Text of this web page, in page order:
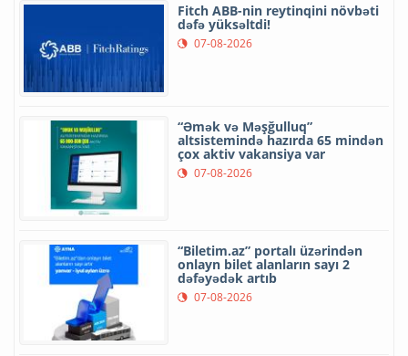
Fitch ABB-nin reytinqini növbəti
dəfə yüksəltdi!
07-08-2026
“Əmək və Məşğulluq”
altsistemində hazırda 65 mindən
çox aktiv vakansiya var
07-08-2026
“Biletim.az” portalı üzərindən
onlayn bilet alanların sayı 2
dəfəyədək artıb
07-08-2026